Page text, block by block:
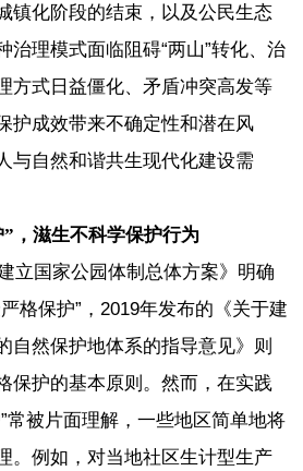
镇化阶段的结束，以及公民生态
治理模式面临阻碍“两山”转化、治
方式日益僵化、矛盾冲突高发等
护成效带来不确定性和潜在风
与自然和谐共生现代化建设需
，滋生不科学保护行为
立国家公园体制总体方案》明确
格保护”，2019年发布的《关于建
自然保护地体系的指导意见》则
保护的基本原则。然而，在实践
常被片面理解，一些地区简单地将
。例如，对当地社区生计型生产